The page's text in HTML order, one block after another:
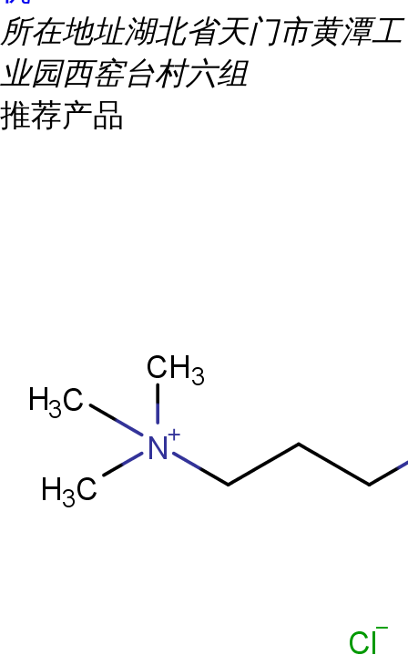
所在地址湖北省天门市黄潭工
业园西窑台村六组
推荐产品